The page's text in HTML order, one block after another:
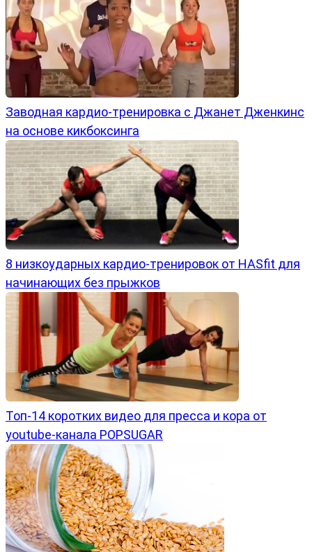
Заводная кардио-тренировка с Джанет Дженкинс
на основе кикбоксинга
8 низкоударных кардио-тренировок от HASfit для
начинающих без прыжков
Топ-14 коротких видео для пресса и кора от
youtube-канала POPSUGAR